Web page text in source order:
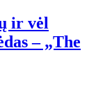
ir vėl
– „The